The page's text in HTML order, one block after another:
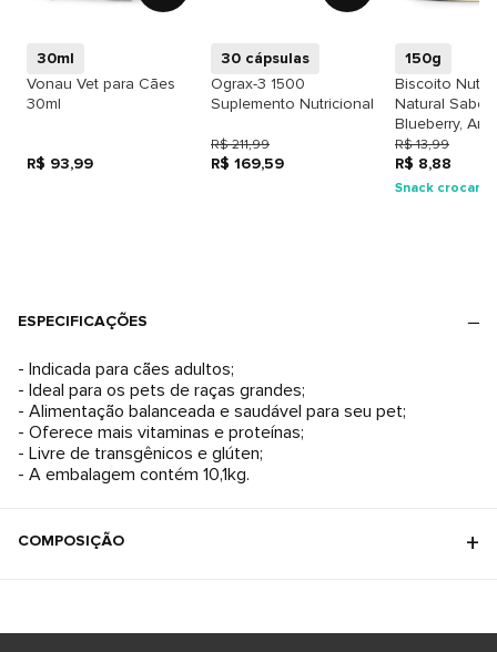
30ml
Vonau Vet para Cães
30ml
R$ 93,99
30 cápsulas
Ograx-3 1500
Suplemento Nutricional
R$ 211,99
R$ 169,59
150g
Biscoito
Natural Sabor
Blueberry,
Framboesa
Adultos
R$ 13,99
R$ 8,88
Snack crocante
ESPECIFICAÇÕES
- Indicada para cães adultos;
- Ideal para os pets de raças grandes;
- Alimentação balanceada e saudável para seu pet;
- Oferece mais vitaminas e proteínas;
- Livre de transgênicos e glúten;
- A embalagem contém 10,1kg.
COMPOSIÇÃO